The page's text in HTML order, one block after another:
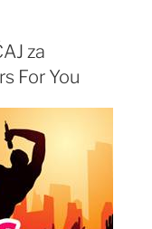
za
For You